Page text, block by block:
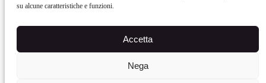
su alcune caratteristiche e funzioni.
Accetta
Nega